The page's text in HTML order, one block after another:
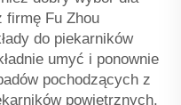
firmę Fu Zhou
do piekarników
umyć i ponownie
pochodzących z
powietrznych.